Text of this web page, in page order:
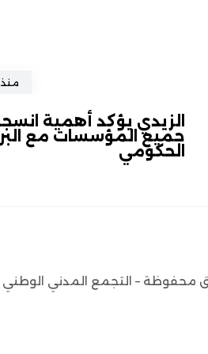
منذ 19 ساعة
الزيدي يؤكد أهمية
جميع المؤسسات مع
الحكومي
محفوظة – التجمع المدني الوطني